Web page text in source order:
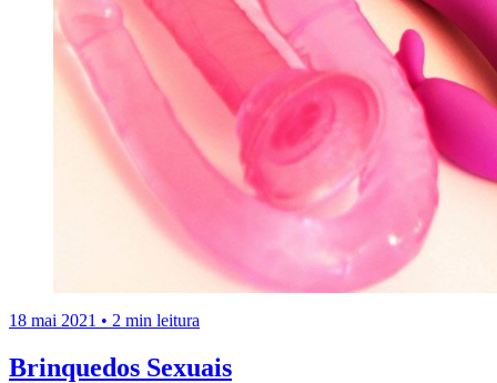
18 mai 2021 • 2 min leitura
Brinquedos Sexuais